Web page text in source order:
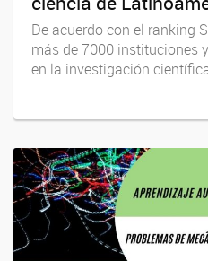
De acuerdo con el ranking
más de 7000 instituciones
en la investigación